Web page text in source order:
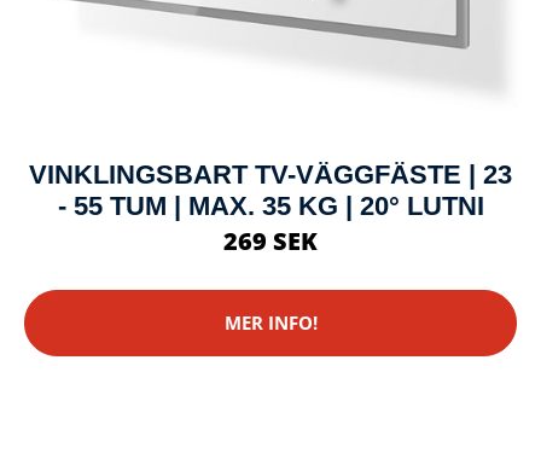
VINKLINGSBART TV-VÄGGFÄSTE | 23
- 55 TUM | MAX. 35 KG | 20° LUTNI
269 SEK
MER INFO!